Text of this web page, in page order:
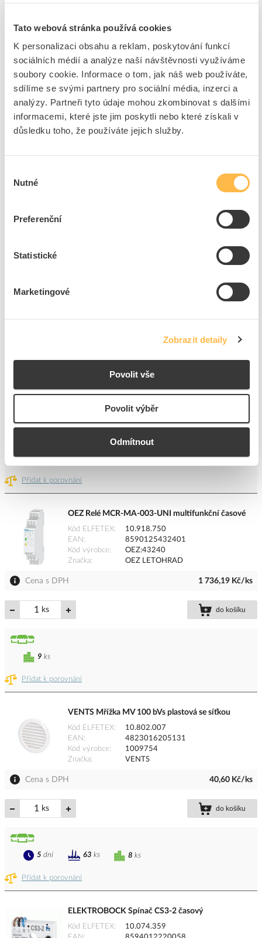
Tato webová stránka používá cookies
K personalizaci obsahu a reklam, poskytování funkcí
sociálních médií a analýze naší návštěvnosti využíváme
soubory cookie. Informace o tom, jak náš web používáte,
sdílíme se svými partnery pro sociální média, inzerci a
analýzy. Partneři tyto údaje mohou zkombinovat s dalšími
informacemi, které jste jim poskytli nebo které získali v
důsledku toho, že používáte jejich služby.
souhlasu
Nutné
Preferenční
Statistické
Marketingové
Zobrazit detaily
Povolit vše
Povolit výběr
Odmítnout
Přidat k porovnání
9 ks
5dní 44 ks
VENTS Mřížka MVM 150s kovová se síťkou
Kód ELFETEX
10.902.382
Kód výrobce
1009822
Cena s DPH 69,79 Kč/ks
do košíku
5dní
10.033.146
FINDER
Cena s DPH 1 151,76 Kč/ks
ks do košíku
Přidat k porovnání
9 ks
OEZ Relé MCR-MA-003-UNI multifunkční časové
Kód ELFETEX
10.918.750
EAN
8590125432401
Kód výrobce
OEZ:43240
Značka
OEZ LETOHRAD
Cena s DPH 1 736,19 Kč/ks
ks do košíku
Přidat k porovnání
9 ks
VENTS Mřížka MV 100 bVs plastová se síťkou
Kód ELFETEX
10.802.007
EAN
4823016205131
Kód výrobce
1009754
Značka
VENTS
Cena s DPH 40,60 Kč/ks
ks do košíku
Přidat k porovnání
8 ks
5 dní 63 ks
ELEKTROBOCK Spínač CS3-2 časový
Kód ELFETEX
10.074.359